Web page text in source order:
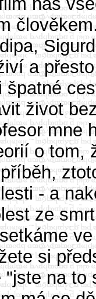
a
špatné
život
mne
o tom,
- a
ze
si
na to